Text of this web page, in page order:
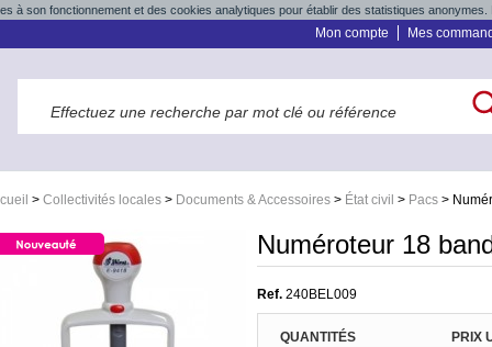
à son fonctionnement et des cookies analytiques pour établir des statistiques
Mon compte Mes
> Collectivités locales > Documents & Accessoires > État civil > Pacs >
Numéroteur 18
Ref. 240BEL009
QUANTITÉS
PRIX